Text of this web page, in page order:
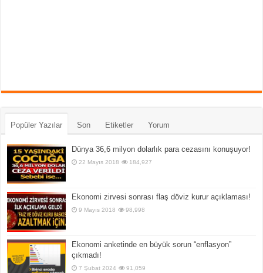
Popüler Yazılar Son Etiketler Yorum
Dünya 36,6 milyon dolarlık para cezasını konuşuyor!
22 Mayıs 2018 184,927
Ekonomi zirvesi sonrası flaş döviz kurur açıklaması!
9 Mayıs 2018 98,998
Ekonomi anketinde en büyük sorun “enflasyon”
çıkmadı!
7 Şubat 2024 91,059